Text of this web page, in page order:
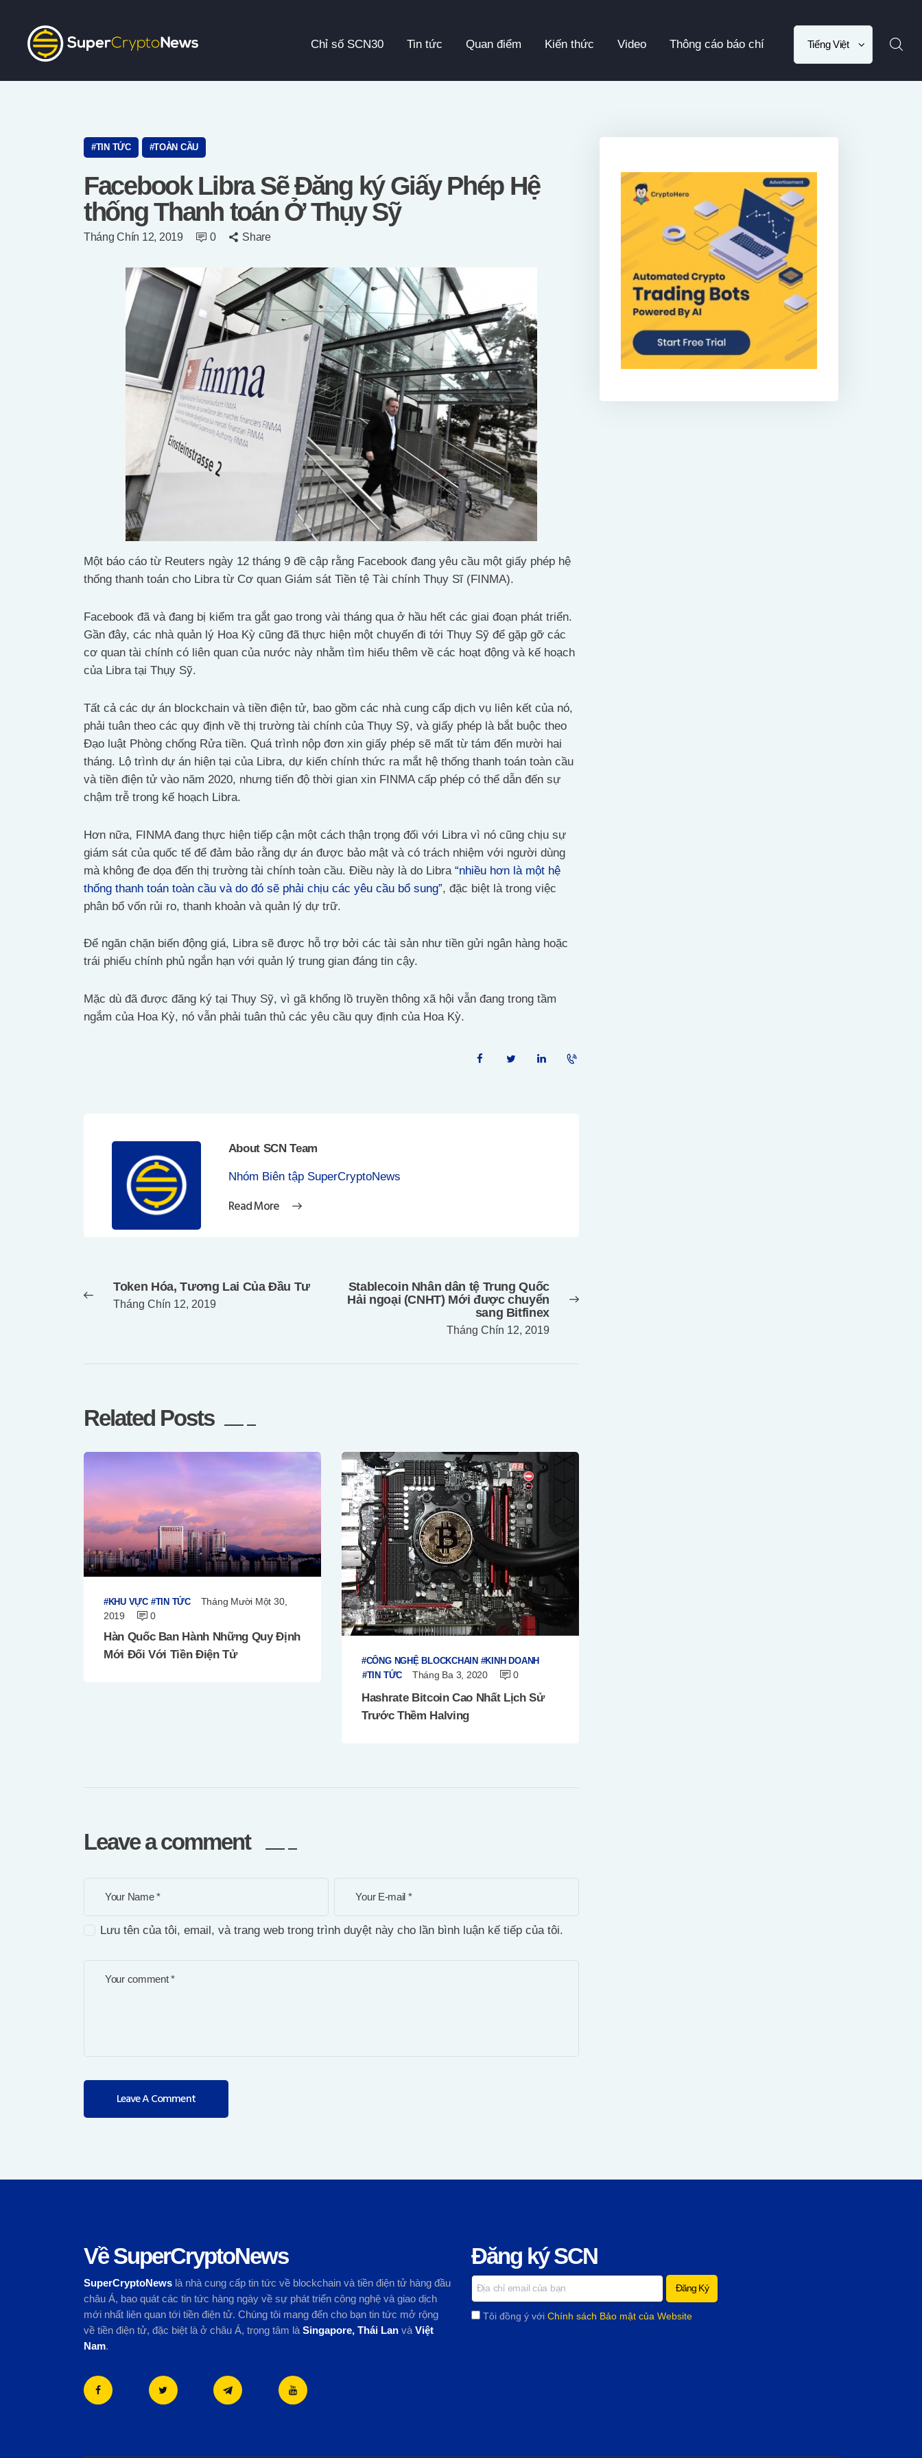
Chỉ số SCN30 Tin tức Quan điểm Kiến thức Video Thông cáo báo chí
Video
Thông Cáo Báo Chí
TIN TỨC TOÀN CẦU
Facebook Libra Sẽ Đăng ký Giấy Phép Hệ
thống Thanh toán Ở Thụy Sỹ
Tháng Chín 12, 2019 0 Share
Một báo cáo từ Reuters ngày 12 tháng 9 đề cập rằng Facebook đang yêu cầu một giấy phép hệ
thống thanh toán cho Libra từ Cơ quan Giám sát Tiền tệ Tài chính Thụy Sĩ (FINMA).
Facebook đã và đang bị kiểm tra gắt gao trong vài tháng qua ở hầu hết các giai đoạn phát triển.
Gần đây, các nhà quản lý Hoa Kỳ cũng đã thực hiện một chuyến đi tới Thụy Sỹ để gặp gỡ các
cơ quan tài chính có liên quan của nước này nhằm tìm hiểu thêm về các hoạt động và kế hoạch
của Libra tại Thụy Sỹ.
Tất cả các dự án blockchain và tiền điện tử, bao gồm các nhà cung cấp dịch vụ liên kết của nó,
phải tuân theo các quy định về thị trường tài chính của Thụy Sỹ, và giấy phép là bắt buộc theo
Đạo luật Phòng chống Rửa tiền. Quá trình nộp đơn xin giấy phép sẽ mất từ tám đến mười hai
tháng. Lộ trình dự án hiện tại của Libra, dự kiến chính thức ra mắt hệ thống thanh toán toàn cầu
và tiền điện tử vào năm 2020, nhưng tiến độ thời gian xin FINMA cấp phép có thể dẫn đến sự
chậm trễ trong kế hoạch Libra.
Hơn nữa, FINMA đang thực hiện tiếp cận một cách thận trọng đối với Libra vì nó cũng chịu sự
giám sát của quốc tế để đảm bảo rằng dự án được bảo mật và có trách nhiệm với người dùng
mà không đe dọa đến thị trường tài chính toàn cầu. Điều này là do Libra “nhiều hơn là một hệ
thống thanh toán toàn cầu và do đó sẽ phải chịu các yêu cầu bổ sung”, đặc biệt là trong việc
phân bổ vốn rủi ro, thanh khoản và quản lý dự trữ.
Để ngăn chặn biến động giá, Libra sẽ được hỗ trợ bởi các tài sản như tiền gửi ngân hàng hoặc
trái phiếu chính phủ ngắn hạn với quản lý trung gian đáng tin cậy.
Mặc dù đã được đăng ký tại Thụy Sỹ, vì gã khổng lồ truyền thông xã hội vẫn đang trong tầm
ngắm của Hoa Kỳ, nó vẫn phải tuân thủ các yêu cầu quy định của Hoa Kỳ.
About SCN Team
Nhóm Biên tập SuperCryptoNews
Read More
bài
Previous
post:
Token Hóa, Tương Lai Của Đầu Tư
Tháng Chín 12, 2019
Next
post:
Stablecoin Nhân dân tệ Trung Quốc
Hải ngoại (CNHT) Mới được chuyển
sang Bitfinex
Tháng Chín 12, 2019
Related Posts
KHU VỰC TIN TỨC
Tháng Mười Một 30,
2019
0
Hàn Quốc Ban Hành Những Quy Định
Mới Đối Với Tiền Điện Tử
CÔNG NGHỆ BLOCKCHAIN
KINH DOANH
TIN TỨC
Tháng Ba 3, 2020 0
Hashrate Bitcoin Cao Nhất Lịch Sử
Trước Thềm Halving
Leave a comment
Lưu tên của tôi, email, và trang web trong trình duyệt này cho lần bình luận kế tiếp của tôi.
Về SuperCryptoNews
SuperCryptoNews là nhà cung cấp tin tức về blockchain và tiền điện tử hàng đầu
châu Á, bao quát các tin tức hàng ngày về sự phát triển công nghệ và giao dịch
mới nhất liên quan tới tiền điện tử. Chúng tôi mang đến cho bạn tin tức mở rộng
về tiền điện tử, đặc biệt là ở châu Á, trọng tâm là Singapore, Thái Lan và Việt
Nam.
Đăng ký SCN
Tôi đồng ý với Chính sách Bảo mật của Website